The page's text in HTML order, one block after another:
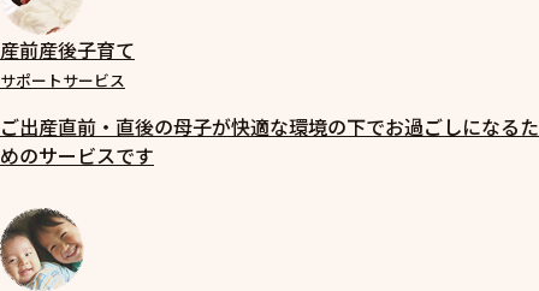
産前産後子育て
サポートサービス
ご出産直前・直後の母子が快適な環境の下でお過ごしになるた
めのサービスです